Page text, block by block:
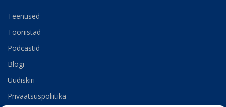
Teenused
Tööriistad
Podcastid
Blogi
Uudiskiri
Privaatsuspoliitika